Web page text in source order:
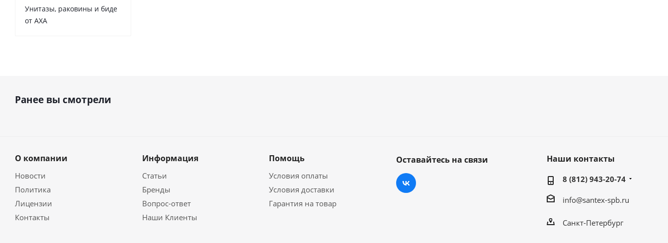
Унитазы, раковины и биде
от AXA
Ранее вы смотрели
О компании
Новости
Политика
Лицензии
Контакты
Информация
Статьи
Бренды
Вопрос-ответ
Наши Клиенты
Помощь
Условия оплаты
Условия доставки
Гарантия на товар
Оставайтесь на связи Наши контакты
8 (812) 943-20-74
info@santex-spb.ru
Санкт-Петербург